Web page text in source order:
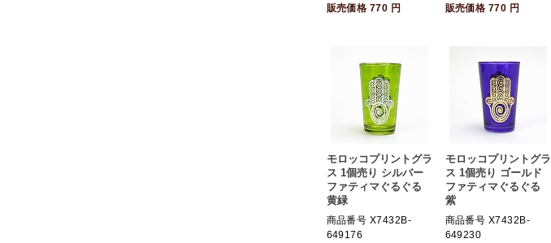
販売価格 770 円
販売価格 770 円
モロッコプリントグラ
ス 1個売り シルバー
ファティマぐるぐる
黄緑
商品番号 X7432B-
649176
モロッコプリントグラ
ス 1個売り ゴールド
ファティマぐるぐる
紫
商品番号 X7432B-
649230